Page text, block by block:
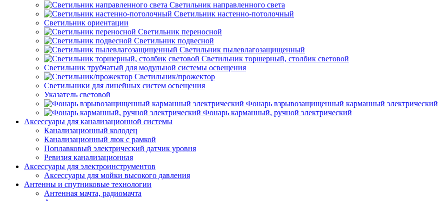
Светильник направленного света
Светильник настенно-потолочный
Светильник ориентации
Светильник переносной
Светильник подвесной
Светильник пылевлагозащищенный
Светильник торшерный, столбик световой
Светильник трубчатый для модульной системы освещения
Светильник/прожектор
Светильники для линейных систем освещения
Указатель световой
Фонарь взрывозащищенный карманный электрический
Фонарь карманный, ручной электрический
Аксессуары для канализационной системы
Канализационный колодец
Канализационный люк с рамкой
Поплавковый электрический датчик уровня
Ревизия канализационная
Аксессуары для электроинструментов
Аксессуары для мойки высокого давления
Антенны и спутниковые технологии
Антенная мачта, радиомачта